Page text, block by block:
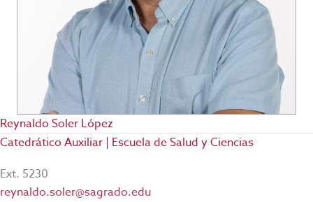
Reynaldo Soler López
Catedrático Auxiliar | Escuela de Salud y Ciencias
Ext. 5230
reynaldo.soler@sagrado.edu